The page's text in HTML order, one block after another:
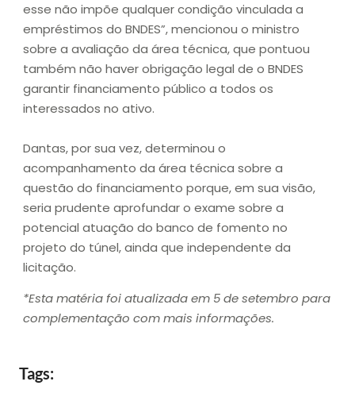
esse não impõe qualquer condição vinculada a
empréstimos do BNDES”, mencionou o ministro
sobre a avaliação da área técnica, que pontuou
também não haver obrigação legal de o BNDES
garantir financiamento público a todos os
interessados no ativo.
Dantas, por sua vez, determinou o
acompanhamento da área técnica sobre a
questão do financiamento porque, em sua visão,
seria prudente aprofundar o exame sobre a
potencial atuação do banco de fomento no
projeto do túnel, ainda que independente da
licitação.
*Esta matéria foi atualizada em 5 de setembro para
complementação com mais informações.
Tags: